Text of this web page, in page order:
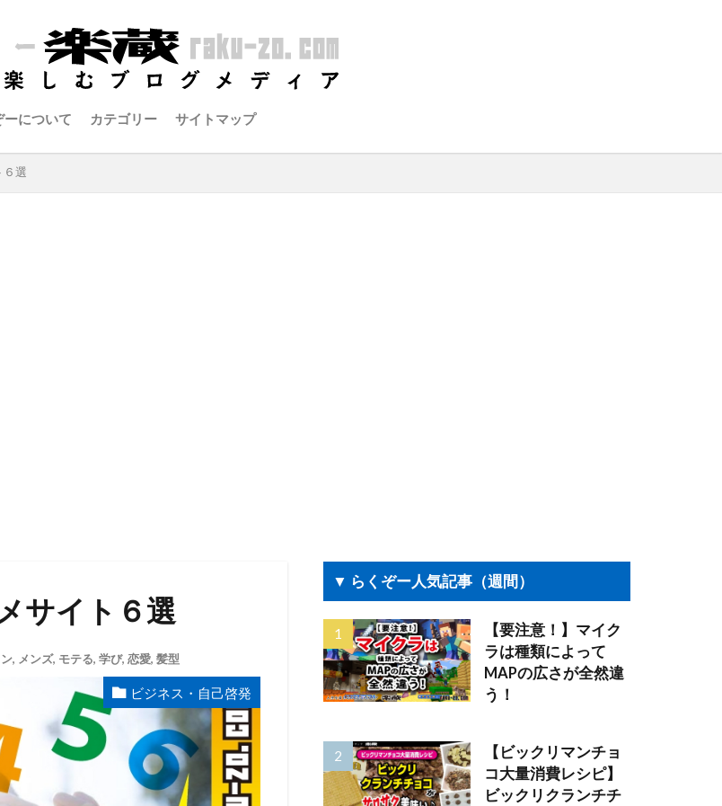
ーについて カテゴリー サイトマップ
６選
サイト６選
, メンズ, モテる, 学び, 恋愛, 髪型
ビジネス・自己啓発
▼ らくぞー人気記事（週間）
【要注意！】マイク
ラは種類によって
MAPの広さが全然違
う！
【ビックリマンチョ
コ大量消費レシピ】
ビックリクランチチ